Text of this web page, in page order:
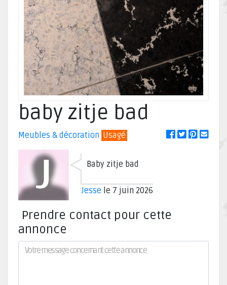
baby zitje bad
Meubles & décoration Usagé
Baby zitje bad
Jesse le 7 juin 2026
Prendre contact pour cette
annonce